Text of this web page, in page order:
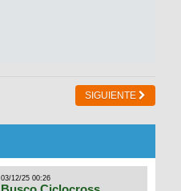
SIGUIENTE
03/12/25 00:26